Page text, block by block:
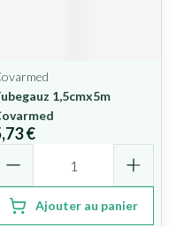
1,5cmx5m
€
Ajouter au panier